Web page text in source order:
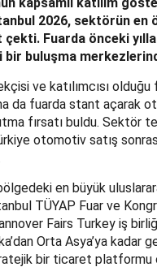
2026, sektörün en
Fuarda önceki
buluşma
ve katılımcısı
da fuarda stant açarak
fırsatı buldu. Sektör
otomotiv satış
en büyük
TÜYAP Fuar ve
Fairs Turkey iş
Orta Asya’ya kadar
bir ticaret platformu